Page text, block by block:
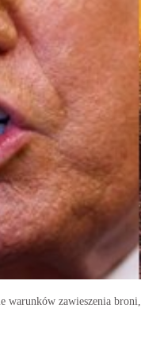
warunków zawieszenia